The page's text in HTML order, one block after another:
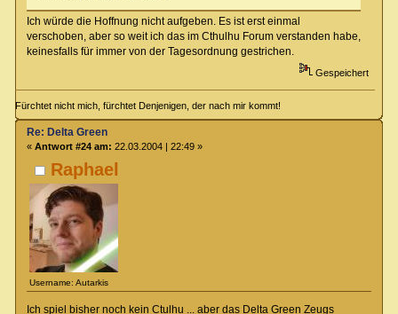
Ich würde die Hoffnung nicht aufgeben. Es ist erst einmal
verschoben, aber so weit ich das im Cthulhu Forum verstanden habe,
keinesfalls für immer von der Tagesordnung gestrichen.
Gespeichert
Fürchtet nicht mich, fürchtet Denjenigen, der nach mir kommt!
Raphael
Username: Autarkis
Re: Delta Green
« Antwort #24 am: 22.03.2004 | 22:49 »
Ich spiel bisher noch kein Ctulhu ... aber das Delta Green Zeugs